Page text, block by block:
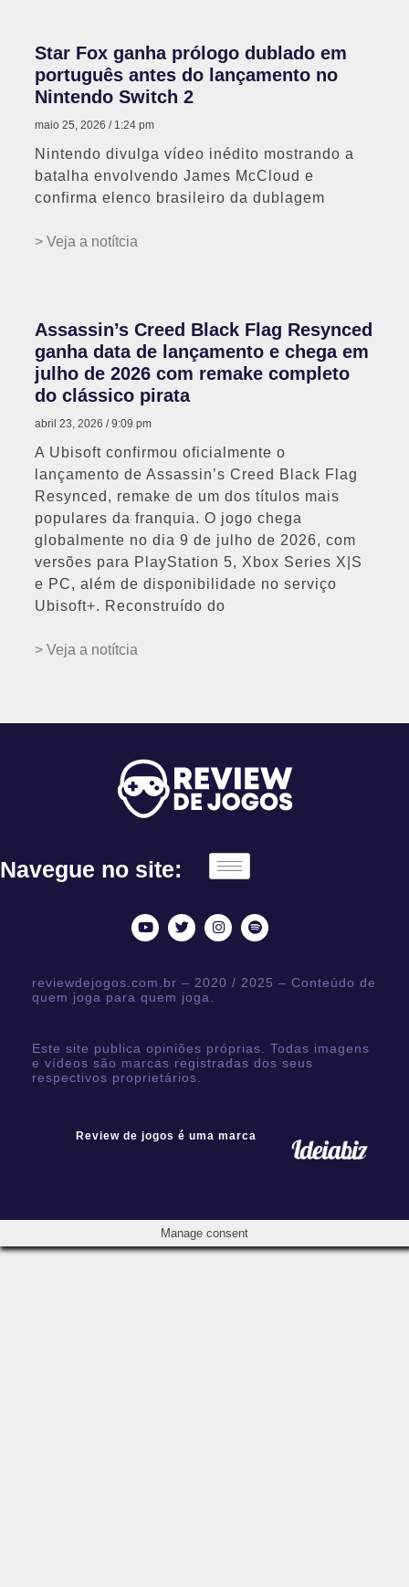
Star Fox ganha prólogo dublado em
português antes do lançamento no
Nintendo Switch 2
maio 25, 2026 1:24 pm
Nintendo divulga vídeo inédito mostrando a
batalha envolvendo James McCloud e
confirma elenco brasileiro da dublagem
> Veja a notítcia
Assassin’s Creed Black Flag Resynced
ganha data de lançamento e chega em
julho de 2026 com remake completo
do clássico pirata
abril 23, 2026 9:09 pm
A Ubisoft confirmou oficialmente o
lançamento de Assassin’s Creed Black Flag
Resynced, remake de um dos títulos mais
populares da franquia. O jogo chega
globalmente no dia 9 de julho de 2026, com
versões para PlayStation 5, Xbox Series X|S
e PC, além de disponibilidade no serviço
Ubisoft+. Reconstruído do
> Veja a notítcia
Navegue no site:
reviewdejogos.com.br – 2020 / 2025 – Conteúdo de
quem joga para quem joga.
Este site publica opiniões próprias. Todas imagens
e vídeos são marcas registradas dos seus
respectivos proprietários.
Review de jogos é uma marca
Manage consent